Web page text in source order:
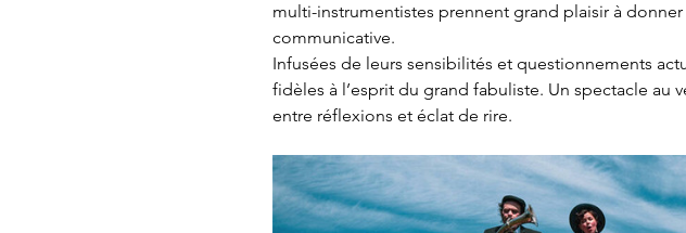
multi-instrumentistes prennent grand plaisir à
communicative.
Infusées de leurs sensibilités et questionnements
fidèles à l’esprit du grand fabuliste. Un spectacle au
entre réflexions et éclat de rire.